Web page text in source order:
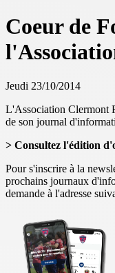
Coeur de
Jeudi 23/10/2014
L'Association Clermont
de son journal
> Consultez l'édition
Pour s'inscrire à la
prochains journaux
demande à l'adresse